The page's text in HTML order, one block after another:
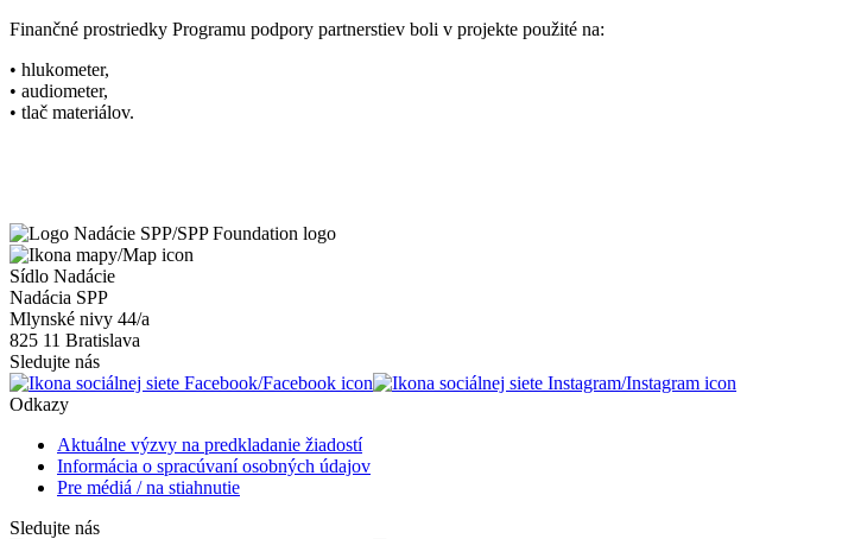
Finančné prostriedky Programu podpory partnerstiev boli v projekte použité na:
• hlukometer,
• audiometer,
• tlač materiálov.
Sídlo Nadácie
Nadácia SPP
Mlynské nivy 44/a
825 11 Bratislava
Sledujte nás
Odkazy
Aktuálne výzvy na predkladanie žiadostí
Informácia o spracúvaní osobných údajov
Pre médiá / na stiahnutie
Sledujte nás